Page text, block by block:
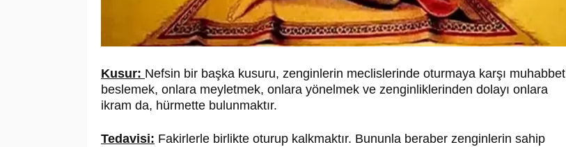
Kusur: Nefsin bir başka kusuru, zenginlerin meclislerinde oturmaya karşı muhabbet
beslemek, onlara meyletmek, onlara yönelmek ve zenginliklerinden dolayı onlara
ikram da, hürmette bulunmaktır.
Tedavisi: Fakirlerle birlikte oturup kalkmaktır. Bununla beraber zenginlerin sahip